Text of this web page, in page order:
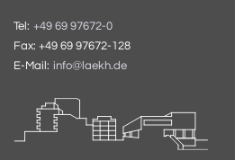
Tel: +49 69 97672-0
Fax: +49 69 97672-128
E-Mail: info@laekh.de